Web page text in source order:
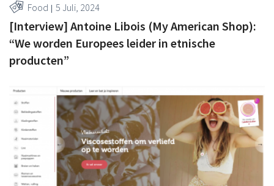
Food 5 Juli, 2024
[Interview] Antoine Libois (My American Shop):
“We worden Europees leider in etnische
producten”